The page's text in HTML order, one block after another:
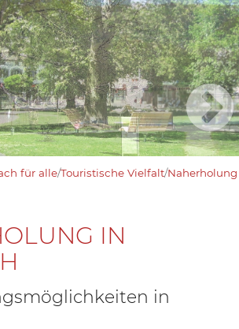
für alle/Touristische Vielfalt/Naherholung
IN
in